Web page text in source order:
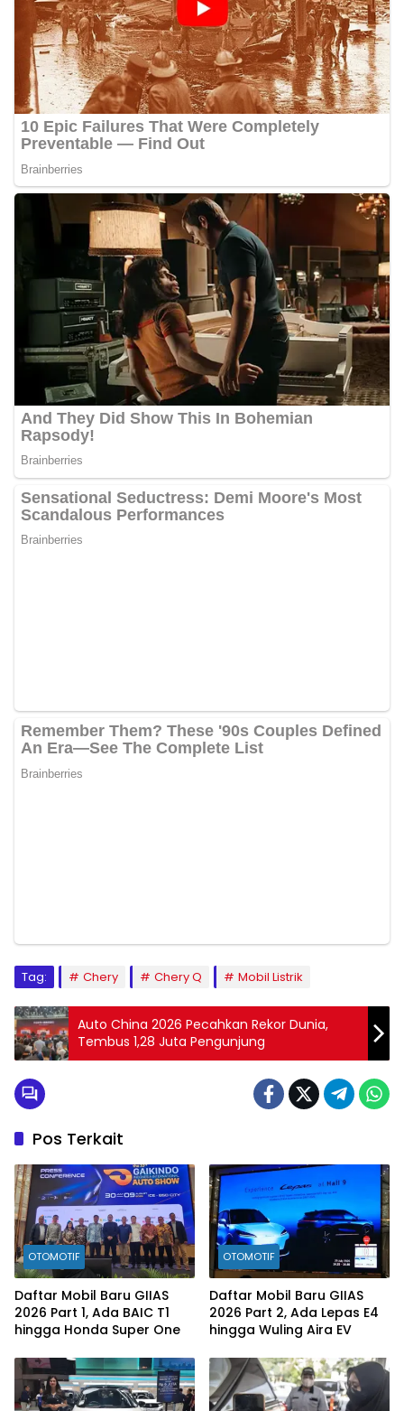
Tag: Chery Chery Q Mobil Listrik
Auto China 2026 Pecahkan Rekor Dunia,
Tembus 1,28 Juta Pengunjung
Pos Terkait
OTOMOTIF
Daftar Mobil Baru GIIAS
2026 Part 1, Ada BAIC T1
hingga Honda Super One
OTOMOTIF
Daftar Mobil Baru GIIAS
2026 Part 2, Ada Lepas E4
hingga Wuling Aira EV